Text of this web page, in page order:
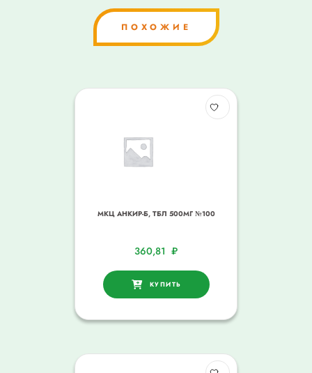
ПОХОЖИЕ
МКЦ АНКИР-Б, ТБЛ 500МГ №100
360,81 ₽
КУПИТЬ